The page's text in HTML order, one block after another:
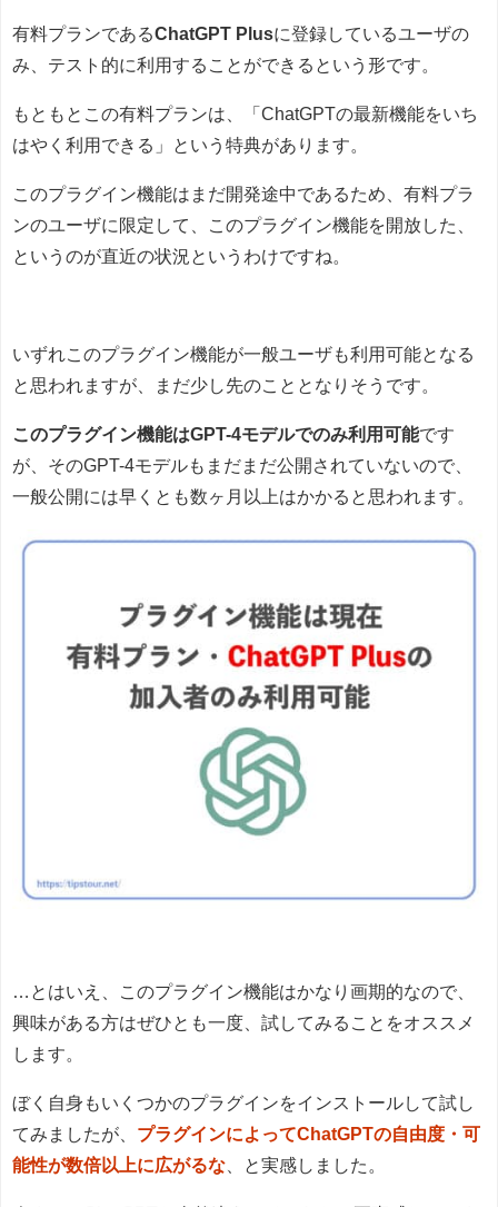
有料プランであるChatGPT Plusに登録しているユーザの
み、テスト的に利用することができるという形です。
もともとこの有料プランは、「ChatGPTの最新機能をいち
はやく利用できる」という特典があります。
このプラグイン機能はまだ開発途中であるため、有料プラ
ンのユーザに限定して、このプラグイン機能を開放した、
というのが直近の状況というわけですね。
いずれこのプラグイン機能が一般ユーザも利用可能となる
と思われますが、まだ少し先のこととなりそうです。
このプラグイン機能はGPT-4モデルでのみ利用可能です
が、そのGPT-4モデルもまだまだ公開されていないので、
一般公開には早くとも数ヶ月以上はかかると思われます。
…とはいえ、このプラグイン機能はかなり画期的なので、
興味がある方はぜひとも一度、試してみることをオススメ
します。
ぼく自身もいくつかのプラグインをインストールして試し
てみましたが、 プラグインによってChatGPTの自由度・可
能性が数倍以上に広がるな 、と実感しました。